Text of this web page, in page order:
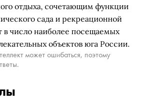
отдыха, сочетающим функции
сада и рекреационной
в число наиболее посещаемых
объектов юга России.
может ошибаться, поэтому